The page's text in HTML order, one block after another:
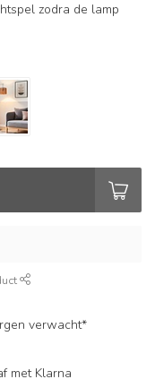
zodra de lamp
verwacht*
met Klarna